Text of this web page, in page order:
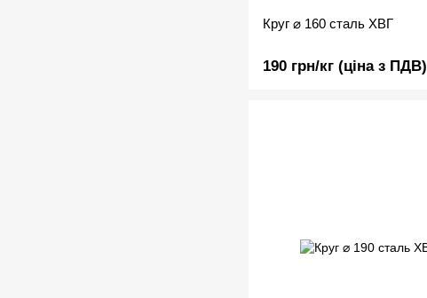
Круг ⌀ 160 сталь ХВГ
190 грн/кг (ціна з ПДВ)